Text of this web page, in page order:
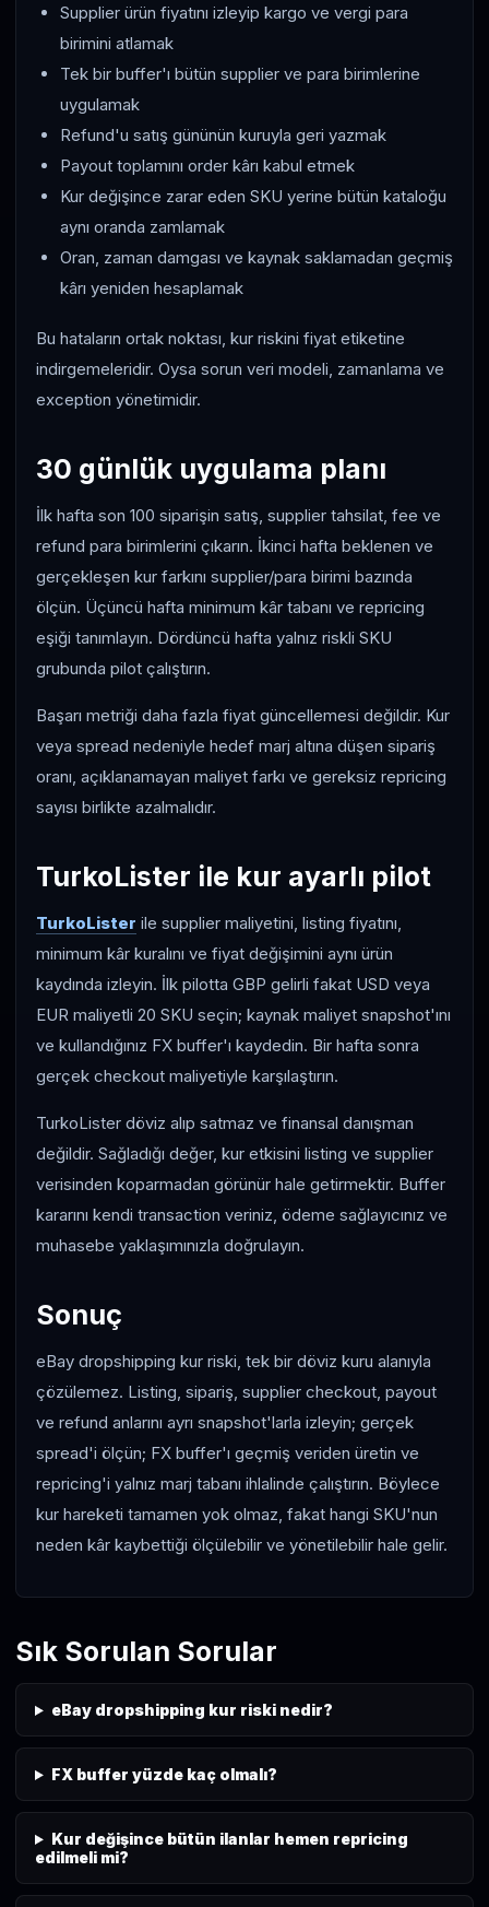
Supplier ürün fiyatını izleyip kargo ve vergi para
birimini atlamak
Tek bir buffer'ı bütün supplier ve para birimlerine
uygulamak
Refund'u satış gününün kuruyla geri yazmak
Payout toplamını order kârı kabul etmek
Kur değişince zarar eden SKU yerine bütün kataloğu
aynı oranda zamlamak
Oran, zaman damgası ve kaynak saklamadan geçmiş
kârı yeniden hesaplamak
Bu hataların ortak noktası, kur riskini fiyat etiketine
indirgemeleridir. Oysa sorun veri modeli, zamanlama ve
exception yönetimidir.
30 günlük uygulama planı
İlk hafta son 100 siparişin satış, supplier tahsilat, fee ve
refund para birimlerini çıkarın. İkinci hafta beklenen ve
gerçekleşen kur farkını supplier/para birimi bazında
ölçün. Üçüncü hafta minimum kâr tabanı ve repricing
eşiği tanımlayın. Dördüncü hafta yalnız riskli SKU
grubunda pilot çalıştırın.
Başarı metriği daha fazla fiyat güncellemesi değildir. Kur
veya spread nedeniyle hedef marj altına düşen sipariş
oranı, açıklanamayan maliyet farkı ve gereksiz repricing
sayısı birlikte azalmalıdır.
TurkoLister ile kur ayarlı pilot
TurkoLister ile supplier maliyetini, listing fiyatını,
minimum kâr kuralını ve fiyat değişimini aynı ürün
kaydında izleyin. İlk pilotta GBP gelirli fakat USD veya
EUR maliyetli 20 SKU seçin; kaynak maliyet snapshot'ını
ve kullandığınız FX buffer'ı kaydedin. Bir hafta sonra
gerçek checkout maliyetiyle karşılaştırın.
TurkoLister döviz alıp satmaz ve finansal danışman
değildir. Sağladığı değer, kur etkisini listing ve supplier
verisinden koparmadan görünür hale getirmektir. Buffer
kararını kendi transaction veriniz, ödeme sağlayıcınız ve
muhasebe yaklaşımınızla doğrulayın.
Sonuç
eBay dropshipping kur riski, tek bir döviz kuru alanıyla
çözülemez. Listing, sipariş, supplier checkout, payout
ve refund anlarını ayrı snapshot'larla izleyin; gerçek
spread'i ölçün; FX buffer'ı geçmiş veriden üretin ve
repricing'i yalnız marj tabanı ihlalinde çalıştırın. Böylece
kur hareketi tamamen yok olmaz, fakat hangi SKU'nun
neden kâr kaybettiği ölçülebilir ve yönetilebilir hale gelir.
Sık Sorulan Sorular
eBay dropshipping kur riski nedir?
FX buffer yüzde kaç olmalı?
Kur değişince bütün ilanlar hemen repricing
edilmeli mi?